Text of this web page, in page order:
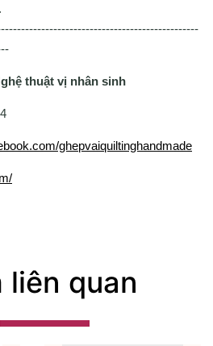
thuật vị nhân sinh
ghepvaiquiltinghandmade
liên quan